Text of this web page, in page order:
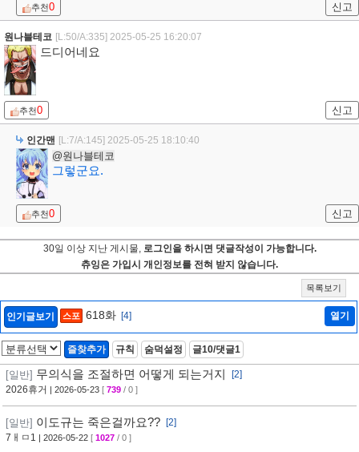
추천0 신고
원나블테코 [L:50/A:335] 2025-05-25 16:20:07
드디어네요
추천0 신고
인간맨 [L:7/A:145] 2025-05-25 18:10:40
@원나블테코
그렇군요.
추천0 신고
30일 이상 지난 게시물, 로그인을 하시면 댓글작성이 가능합니다.
츄잉은 가입시 개인정보를 전혀 받지 않습니다.
목록보기
인기글보기 스포 618화 [4] 열기
즐찾추가 규칙 숨덕설정 글10/댓글1
[일반] 무의식을 조절하면 어떻게 되는거지
[2]
2026휴거
| 2026-05-23 [ 739 / 0 ]
[일반] 이도규는 죽은걸까요??
[2]
7ㅐㅁ1 | 2026-05-22 [ 1027 / 0 ]